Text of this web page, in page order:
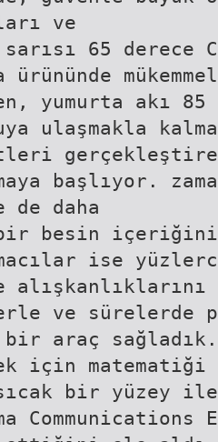
ve
sarısı 65 derece
ürününde
yumurta akı
ulaşmakla
başlıyor.
daha
besin içeriğini
ise
alışkanlıklarını
ve sürelerde
araç
için
bir yüzey